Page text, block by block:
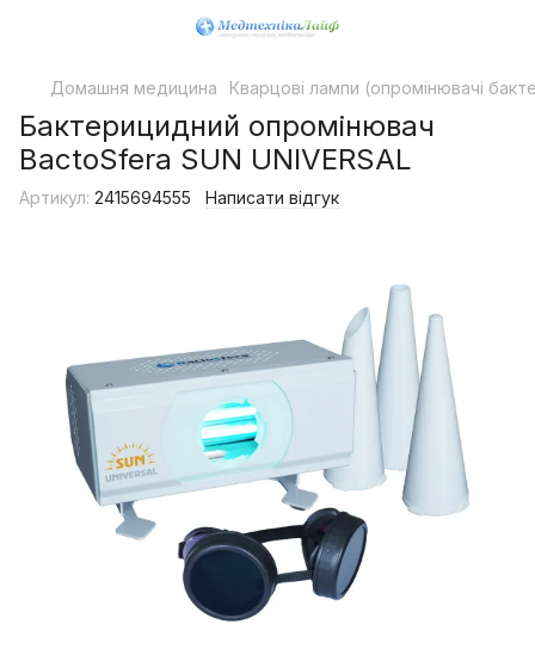
Домашня медицина Кварцові лампи (опромінювачі
Бактерицидний опромінювач
BactoSfera SUN UNIVERSAL
Артикул: 2415694555 Написати відгук